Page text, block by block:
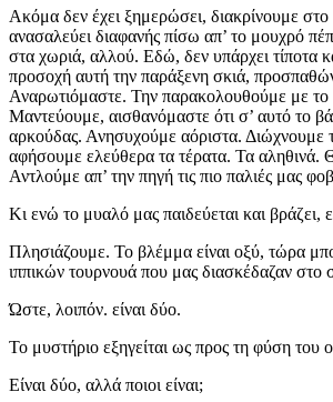
Ακόμα δεν έχει ξημερώσει, διακρίνουμε
ανασαλεύει διαφανής πίσω απ’ το μουχρό
στα χωριά, αλλού. Εδώ, δεν υπάρχει τίποτα
προσοχή αυτή την παράξενη σκιά,
Αναρωτιόμαστε. Την παρακολουθούμε με
Μαντεύουμε, αισθανόμαστε ότι σ’ αυτό το
αρκούδας. Ανησυχούμε αόριστα. Διώχνουμε
αφήσουμε ελεύθερα τα τέρατα. Τα αληθινά.
Αντλούμε απ’ την πηγή τις πιο παλιές μας
Κι ενώ το μυαλό μας παιδεύεται και
Πλησιάζουμε. Το βλέμμα είναι οξύ, τώρα
ιππικών τουρνουά που μας διασκέδαζαν στο
Ώστε, λοιπόν. είναι δύο.
Το μυστήριο εξηγείται ως προς τη φύση
Είναι δύο, αλλά ποιοι είναι;